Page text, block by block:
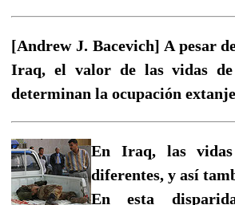
[Andrew J. Bacevich] A pesar
Iraq, el valor de las vidas
determinan la ocupación
En Iraq, las
diferentes, y así
En esta